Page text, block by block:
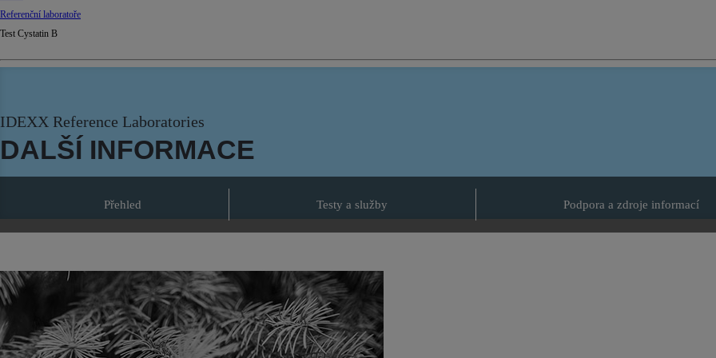
Referenční laboratoře
Test Cystatin B
IDEXX Reference Laboratories
DALŠÍ INFORMACE
Přehled Testy a služby Podpora a zdroje informací